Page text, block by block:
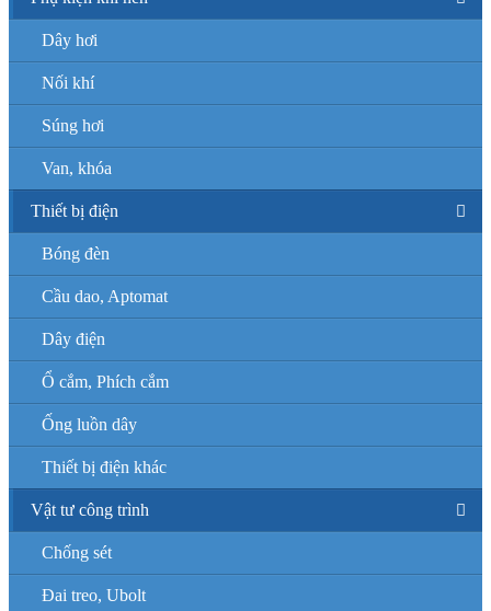
Dây hơi
Nối khí
Súng hơi
Van, khóa
Thiết bị điện
Bóng đèn
Cầu dao, Aptomat
Dây điện
Ổ cắm, Phích cắm
Ống luồn dây
Thiết bị điện khác
Vật tư công trình
Chống sét
Đai treo, Ubolt